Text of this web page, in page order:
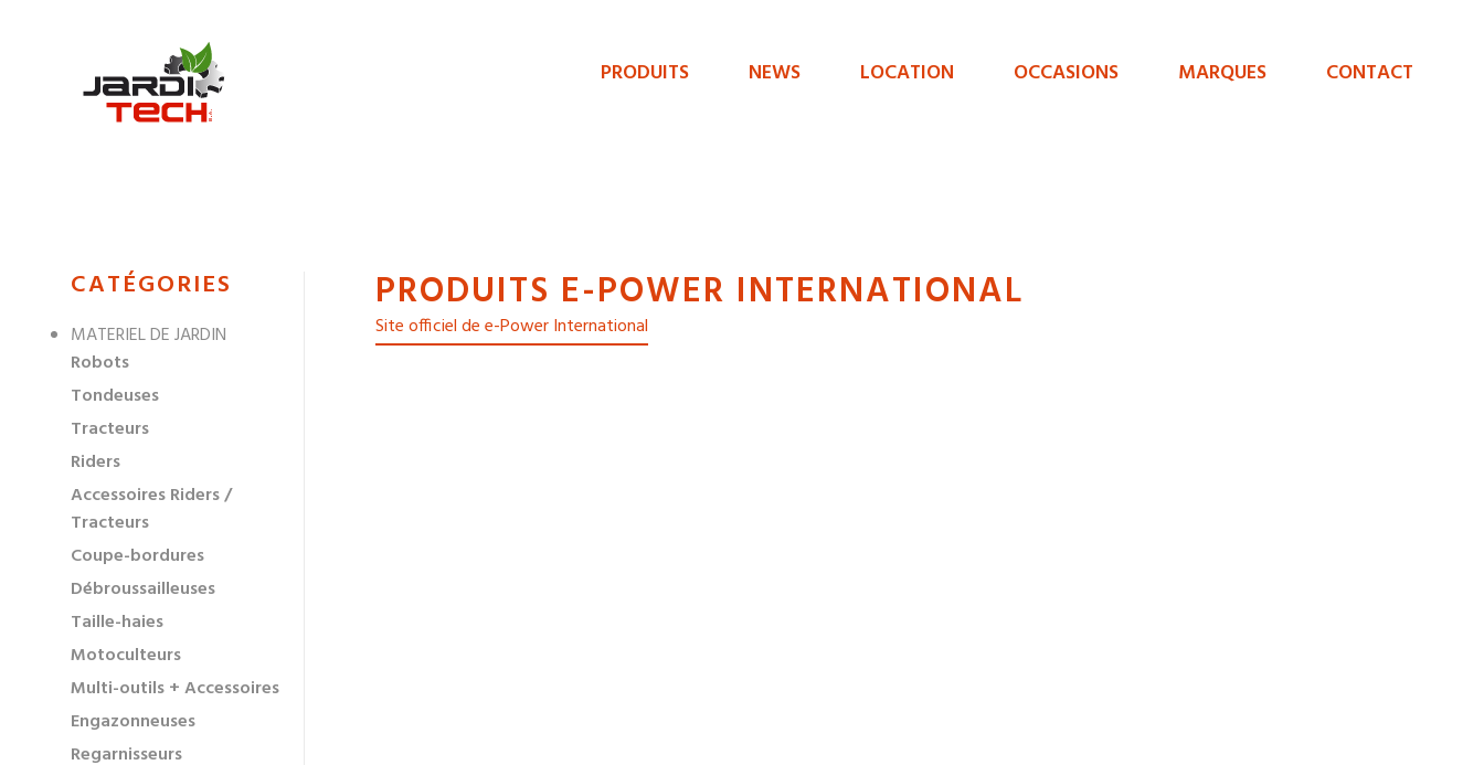
Jarditech
Menu
PRODUITS NEWS LOCATION OCCASIONS MARQUES CONTACT
MENU
NAVIGATION
DES
CATÉGORIES
MATERIEL DE JARDIN
Robots
Tondeuses
Tracteurs
Riders
Accessoires Riders /
Tracteurs
Coupe-bordures
Débroussailleuses
Taille-haies
Motoculteurs
Multi-outils + Accessoires
Engazonneuses
Regarnisseurs
PRODUITS E-POWER INTERNATIONAL
Site officiel de e-Power International